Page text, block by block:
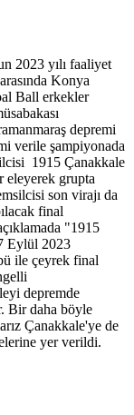
2023 yılı faaliyet
Konya
Ball erkekler
depremi
verile şampiyonada
1915 Çanakkale
eleyerek grupta
son virajı da
final
"1915
Eylül 2023
ile çeyrek final
depremde
Bir daha böyle
Çanakkale'ye de
yer verildi.